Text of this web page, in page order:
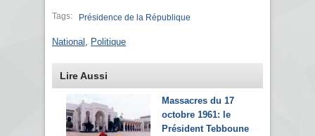
Tags: Présidence de la République
National Politique
Lire Aussi
Massacres du 17
octobre 1961: le
Président Tebboune